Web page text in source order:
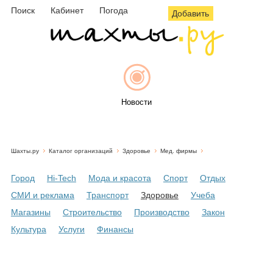
Поиск Кабинет Погода Добавить
Новости
Объявления
Шахты.ру Каталог организаций Здоровье Мед. фирмы
Город Hi-Tech Мода и красота Спорт
Отдых
СМИ и реклама
Транспорт Здоровье
Учеба
Магазины
Строительство Производство
Закон
Культура
Услуги Финансы